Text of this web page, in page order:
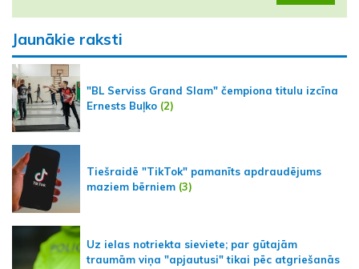
Jaunākie raksti
"BL Serviss Grand Slam" čempiona titulu izcīna
Ernests Buļko (2)
Tiešraidē "TikTok" pamanīts apdraudējums
maziem bērniem (3)
Uz ielas notriekta sieviete; par gūtajām
traumām viņa "apjautusi" tikai pēc atgriešanās